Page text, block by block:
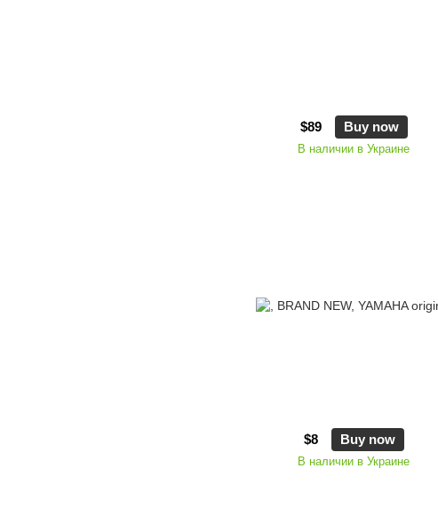
$89 Buy now
В наличии в Украине
$8 Buy now
В наличии в Украине